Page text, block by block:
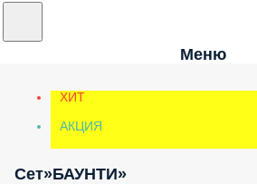
Меню
ХИТ
АКЦИЯ
Сет»БАУНТИ»